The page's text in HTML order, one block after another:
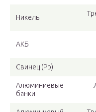
Никель
АКБ
Свинец (Pb)
Алюминиевые
банки